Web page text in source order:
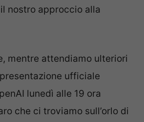
nostro approccio alla
mentre attendiamo ulteriori
ufficiale
lunedì alle 19 ora
che ci troviamo sull’orlo di